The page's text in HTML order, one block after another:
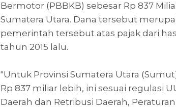
Bermotor (PBBKB) sebesar Rp 837
Sumatera Utara. Dana tersebut
pemerintah tersebut atas pajak dari
tahun 2015 lalu.
"Untuk Provinsi Sumatera Utara
Rp 837 miliar lebih, ini sesuai regulasi
Daerah dan Retribusi Daerah,